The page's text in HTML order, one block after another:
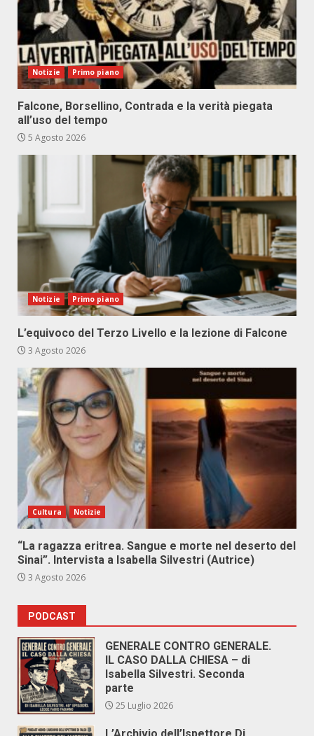
Notizie Primo piano
Falcone, Borsellino, Contrada e la verità piegata
all’uso del tempo
5 Agosto 2026
Notizie Primo piano
L’equivoco del Terzo Livello e la lezione di Falcone
3 Agosto 2026
Cultura Notizie
“La ragazza eritrea. Sangue e morte nel deserto del
Sinai”. Intervista a Isabella Silvestri (Autrice)
3 Agosto 2026
PODCAST
GENERALE CONTRO GENERALE.
IL CASO DALLA CHIESA – di
Isabella Silvestri. Seconda
parte
25 Luglio 2026